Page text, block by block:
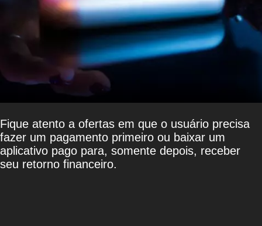
Fique atento a ofertas em que o usuário precisa
fazer um pagamento primeiro ou baixar um
aplicativo pago para, somente depois, receber
seu retorno financeiro.